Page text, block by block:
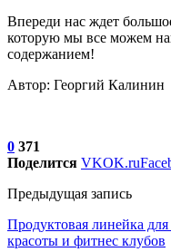
Впереди нас ждет
которую мы все можем
содержанием!
Автор: Георгий Калинин
0 371
Поделится VKOK.ru
Предыдущая запись
Продуктовая линейка
красоты и фитнес клубов